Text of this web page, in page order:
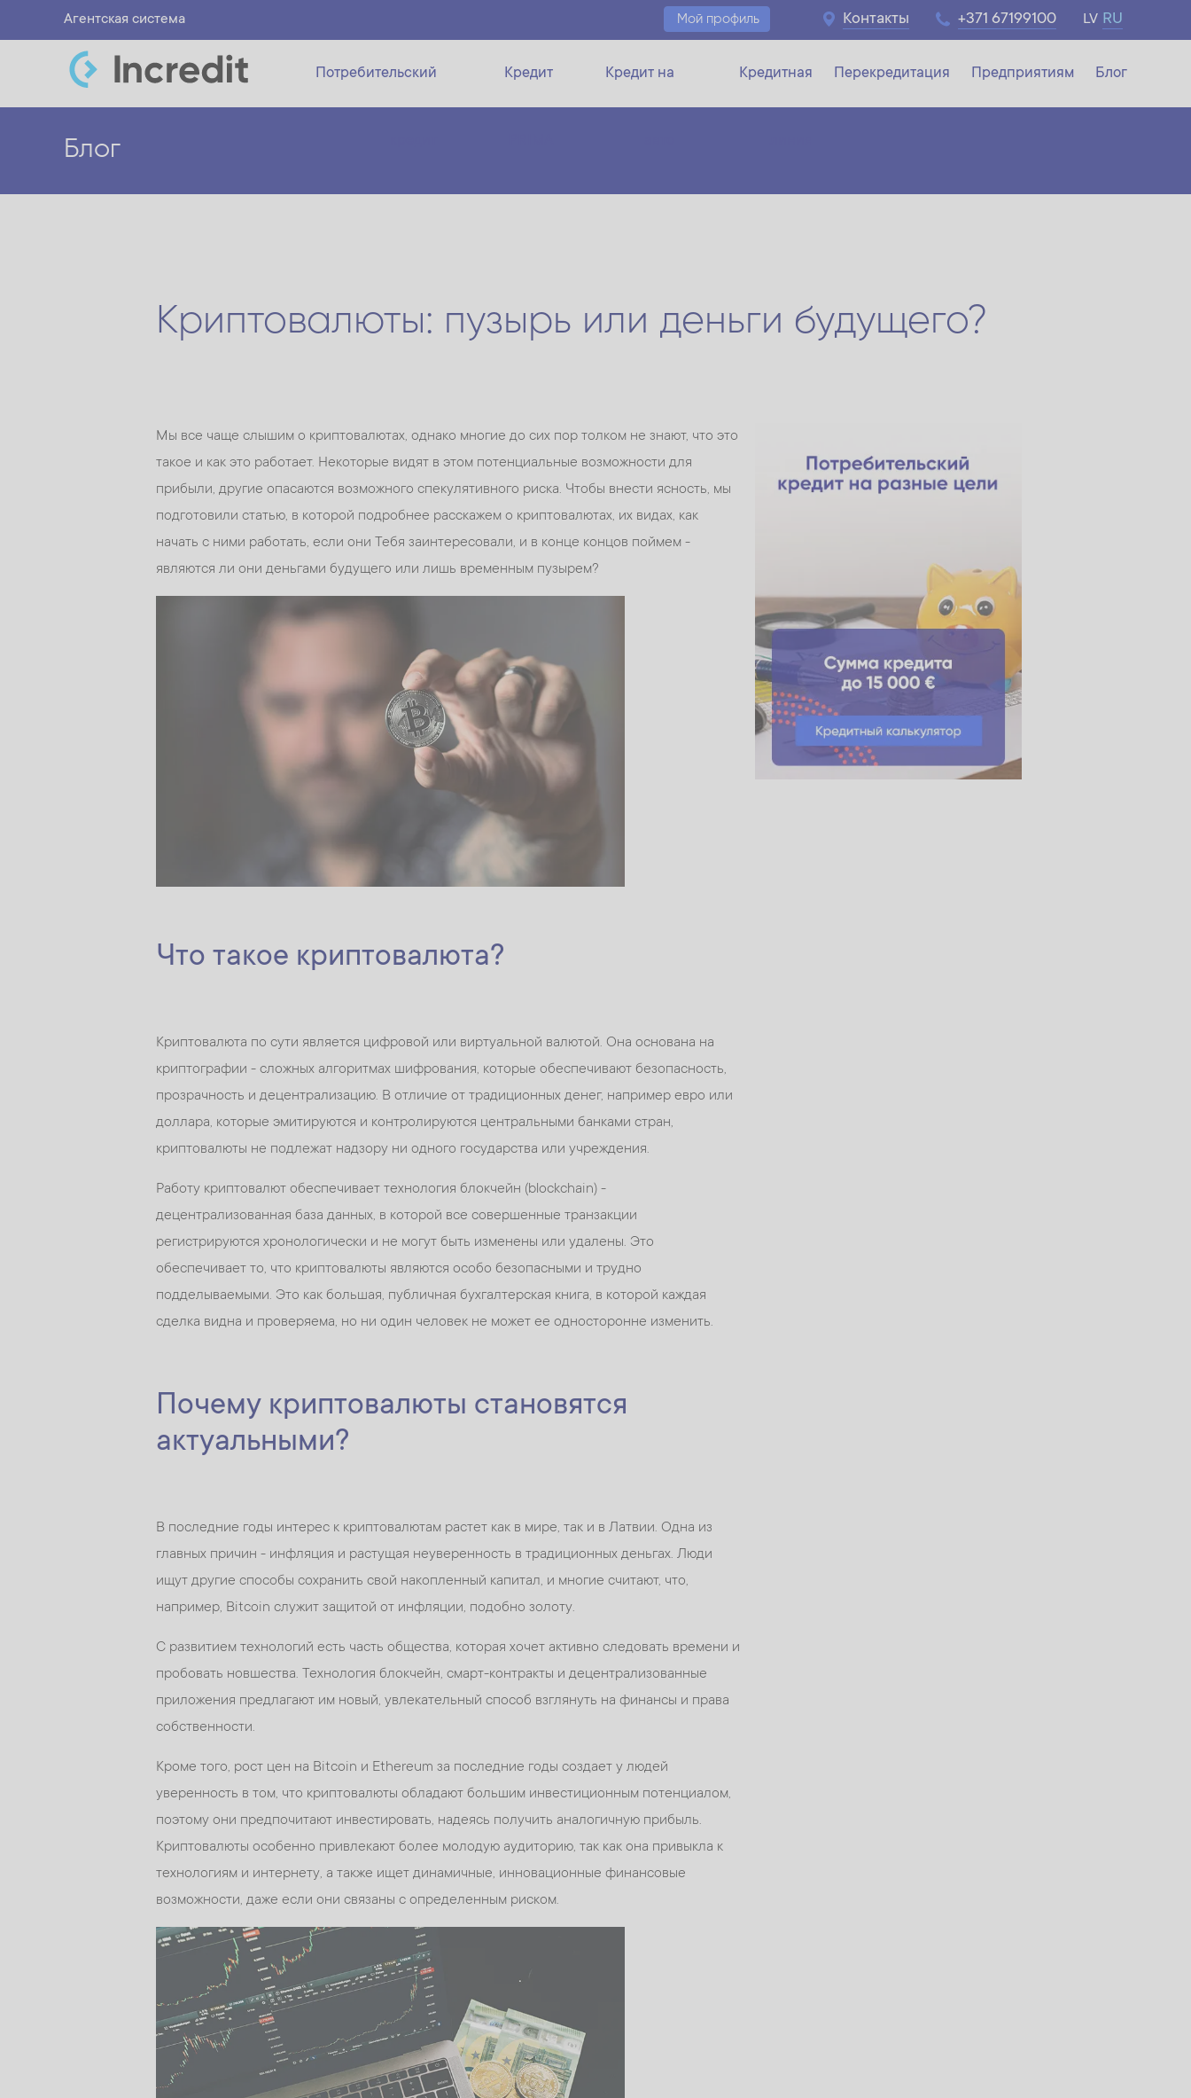
Агентская система Мой профиль Контакты +371 67199100 RU
LV
Потребительский Кредит Кредит на Кредитная Перекредитация Предприятиям Блог
Блог
Криптовалюты: пузырь или деньги будущего?
Мы все чаще слышим о криптовалютах, однако многие до сих пор толком не знают, что это
такое и как это работает. Некоторые видят в этом потенциальные возможности для
прибыли, другие опасаются возможного спекулятивного риска. Чтобы внести ясность, мы
подготовили статью, в которой подробнее расскажем о криптовалютах, их видах, как
начать с ними работать, если они Тебя заинтересовали, и в конце концов поймем -
являются ли они деньгами будущего или лишь временным пузырем?
Что такое криптовалюта?
Криптовалюта по сути является цифровой или виртуальной валютой. Она основана на
криптографии - сложных алгоритмах шифрования, которые обеспечивают безопасность,
прозрачность и децентрализацию. В отличие от традиционных денег, например евро или
доллара, которые эмитируются и контролируются центральными банками стран,
криптовалюты не подлежат надзору ни одного государства или учреждения.
Работу криптовалют обеспечивает технология блокчейн (blockchain) -
децентрализованная база данных, в которой все совершенные транзакции
регистрируются хронологически и не могут быть изменены или удалены. Это
обеспечивает то, что криптовалюты являются особо безопасными и трудно
подделываемыми. Это как большая, публичная бухгалтерская книга, в которой каждая
сделка видна и проверяема, но ни один человек не может ее односторонне изменить.
Почему криптовалюты становятся
актуальными?
В последние годы интерес к криптовалютам растет как в мире, так и в Латвии. Одна из
главных причин - инфляция и растущая неуверенность в традиционных деньгах. Люди
ищут другие способы сохранить свой накопленный капитал, и многие считают, что,
например, Bitcoin служит защитой от инфляции, подобно золоту.
С развитием технологий есть часть общества, которая хочет активно следовать времени и
пробовать новшества. Технология блокчейн, смарт-контракты и децентрализованные
приложения предлагают им новый, увлекательный способ взглянуть на финансы и права
собственности.
Кроме того, рост цен на Bitcoin и Ethereum за последние годы создает у людей
уверенность в том, что криптовалюты обладают большим инвестиционным потенциалом,
поэтому они предпочитают инвестировать, надеясь получить аналогичную прибыль.
Криптовалюты особенно привлекают более молодую аудиторию, так как она привыкла к
технологиям и интернету, а также ищет динамичные, инновационные финансовые
возможности, даже если они связаны с определенным риском.